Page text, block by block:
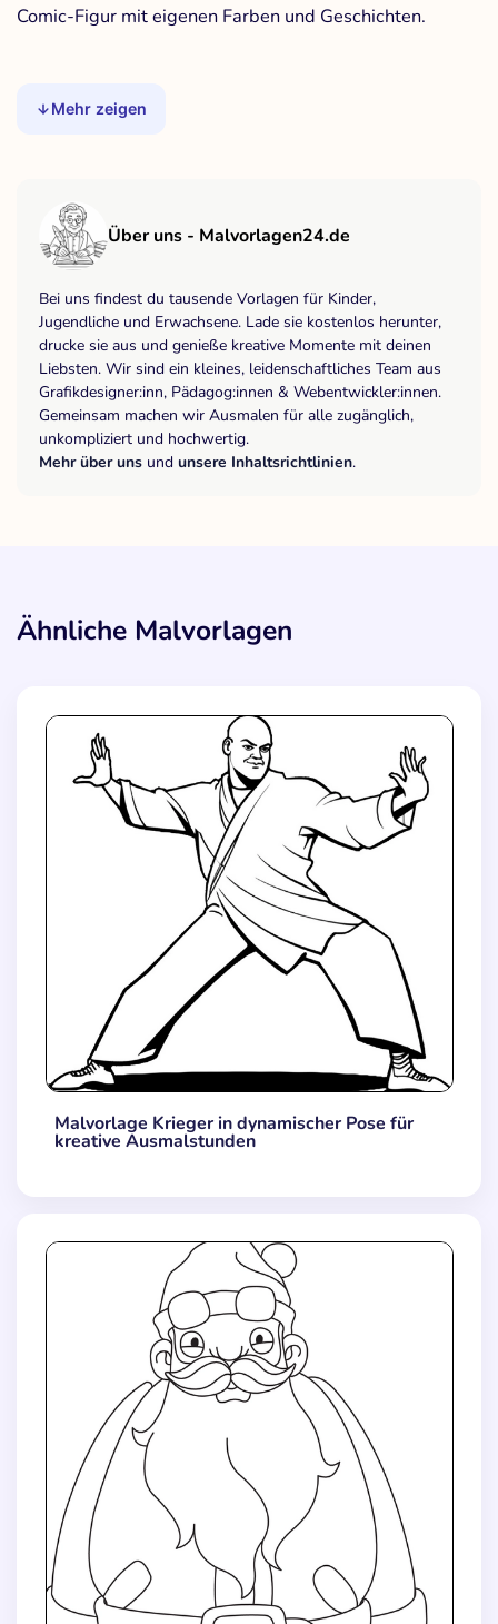
Comic-Figur mit eigenen Farben und Geschichten.
Mehr zeigen
Über uns - Malvorlagen24.de
Bei uns findest du tausende Vorlagen für Kinder,
Jugendliche und Erwachsene. Lade sie kostenlos herunter,
drucke sie aus und genieße kreative Momente mit deinen
Liebsten. Wir sind ein kleines, leidenschaftliches Team aus
Grafikdesigner:inn, Pädagog:innen & Webentwickler:innen.
Gemeinsam machen wir Ausmalen für alle zugänglich,
unkompliziert und hochwertig.
Mehr über uns und unsere Inhaltsrichtlinien.
Ähnliche Malvorlagen
Malvorlage Krieger in dynamischer Pose für
kreative Ausmalstunden